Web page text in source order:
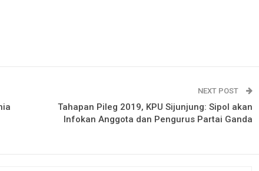
NEXT POST
Tahapan Pileg 2019, KPU Sijunjung: Sipol akan
Infokan Anggota dan Pengurus Partai Ganda